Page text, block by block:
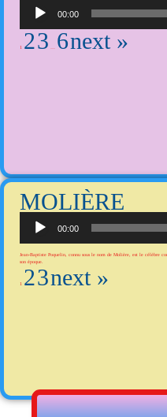
00:00
1 23 6next »
MOLIÈRE
00:00
Jean-Baptiste Poquelin, connu sous le nom de Molière, est le célèbre
son époque.
1 23next »